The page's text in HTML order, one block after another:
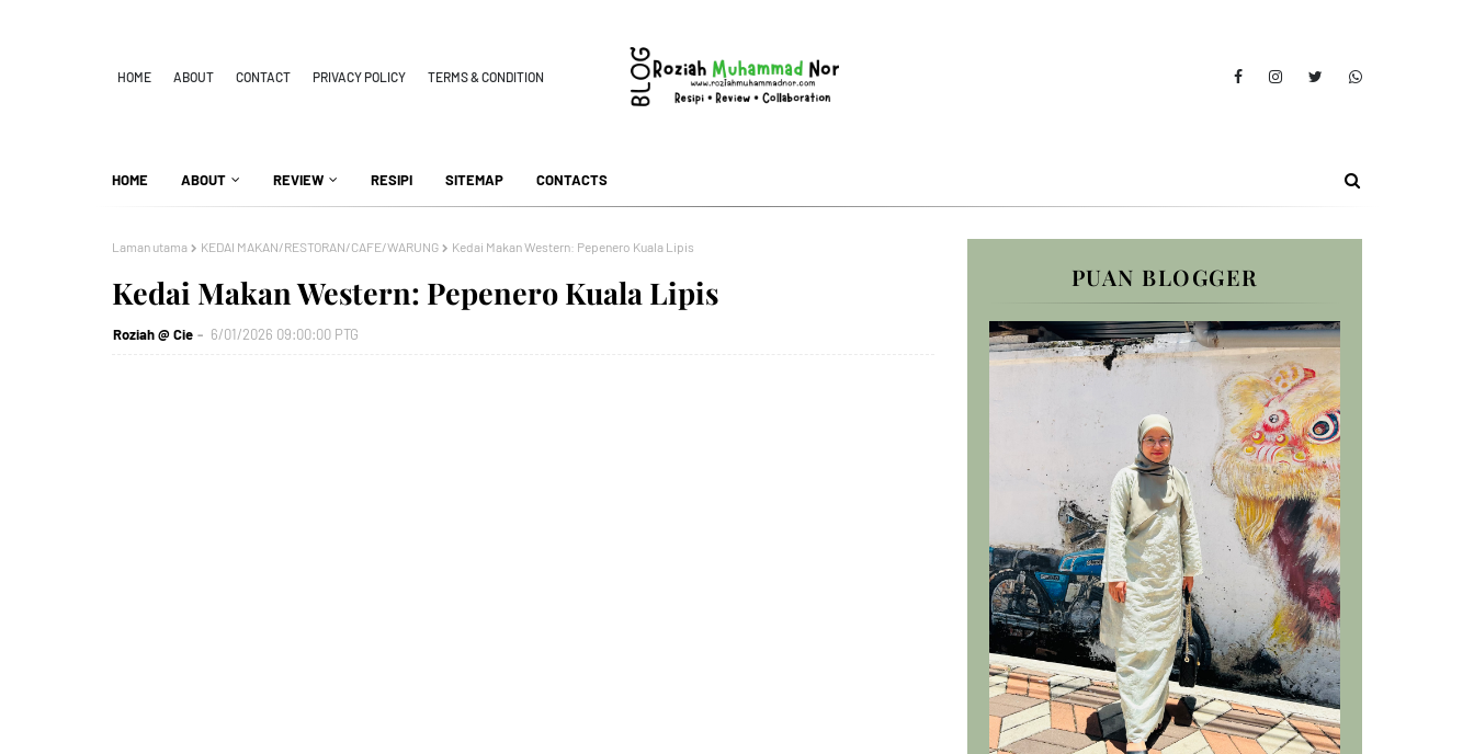
HOME ABOUT CONTACT PRIVACY POLICY TERMS & CONDITION
HOME ABOUT REVIEW RESIPI SITEMAP CONTACTS
Laman utama KEDAI MAKAN/RESTORAN/CAFE/WARUNG Kedai Makan Western: Pepenero Kuala Lipis
Kedai Makan Western: Pepenero Kuala Lipis
Roziah @ Cie 6/01/2026 09:00:00 PTG
PUAN BLOGGER